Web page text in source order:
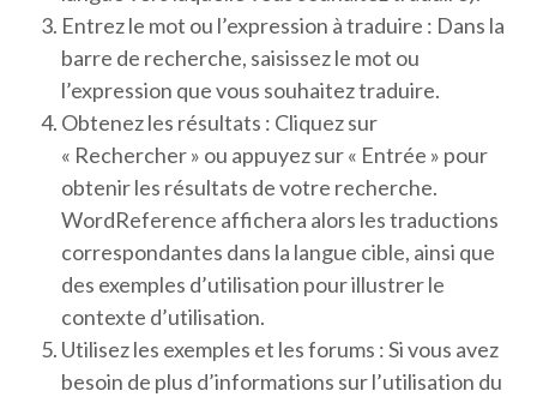
Entrez le mot ou l’expression à traduire : Dans la
barre de recherche, saisissez le mot ou
l’expression que vous souhaitez traduire.
Obtenez les résultats : Cliquez sur
« Rechercher » ou appuyez sur « Entrée » pour
obtenir les résultats de votre recherche.
WordReference affichera alors les traductions
correspondantes dans la langue cible, ainsi que
des exemples d’utilisation pour illustrer le
contexte d’utilisation.
Utilisez les exemples et les forums : Si vous avez
besoin de plus d’informations sur l’utilisation du